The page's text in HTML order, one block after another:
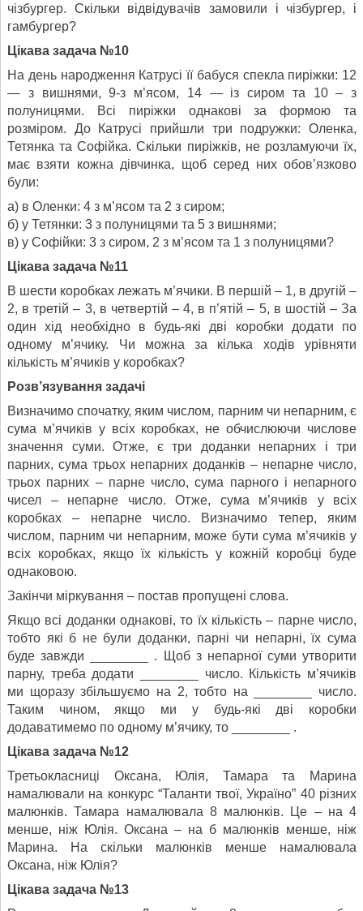
чізбургер. Скільки відвідувачів замовили і чізбургер, і
гамбургер?
Цікава задача №10
На день народження Катрусі її бабуся спекла пиріжки: 12
— з вишнями, 9-з м’ясом, 14 — із сиром та 10 – з
полуницями. Всі пиріжки однакові за формою та
розміром. До Катрусі прийшли три подружки: Оленка,
Тетянка та Софійка. Скільки пиріжків, не розламуючи їх,
має взяти кожна дівчинка, щоб серед них обов’язково
були:
а) в Оленки: 4 з м’ясом та 2 з сиром;
б) у Тетянки: 3 з полуницями та 5 з вишнями;
в) у Софійки: 3 з сиром, 2 з м’ясом та 1 з полуницями?
Цікава задача №11
В шести коробках лежать м’ячики. В першій – 1, в другій –
2, в третій – 3, в четвертій – 4, в п’ятій – 5, в шостій – За
один хід необхідно в будь-які дві коробки додати по
одному м’ячику. Чи можна за кілька ходів урівняти
кількість м’ячиків у коробках?
Розв’язування задачі
Визначимо спочатку, яким числом, парним чи непарним, є
сума м’ячиків у всіх коробках, не обчислюючи числове
значення суми. Отже, є три доданки непарних і три
парних, сума трьох непарних доданків – непарне число,
трьох парних – парне число, сума парного і непарного
чисел – непарне число. Отже, сума м’ячиків у всіх
коробках – непарне число. Визначимо тепер, яким
числом, парним чи непарним, може бути сума м’ячиків у
всіх коробках, якщо їх кількість у кожній коробці буде
однаковою.
Закінчи міркування – постав пропущені слова.
Якщо всі доданки однакові, то їх кількість – парне число,
тобто які б не були доданки, парні чи непарні, їх сума
буде завжди ________ . Щоб з непарної суми утворити
парну, треба додати ________ число. Кількість м’ячиків
ми щоразу збільшуємо на 2, тобто на ________ число.
Таким чином, якщо ми у будь-які дві коробки
додаватимемо по одному м’ячику, то ________ .
Цікава задача №12
Третьокласниці Оксана, Юлія, Тамара та Марина
намалювали на конкурс “Таланти твої, Україно” 40 різних
малюнків. Тамара намалювала 8 малюнків. Це – на 4
менше, ніж Юлія. Оксана – на б малюнків менше, ніж
Марина. На скільки малюнків менше намалювала
Оксана, ніж Юлія?
Цікава задача №13